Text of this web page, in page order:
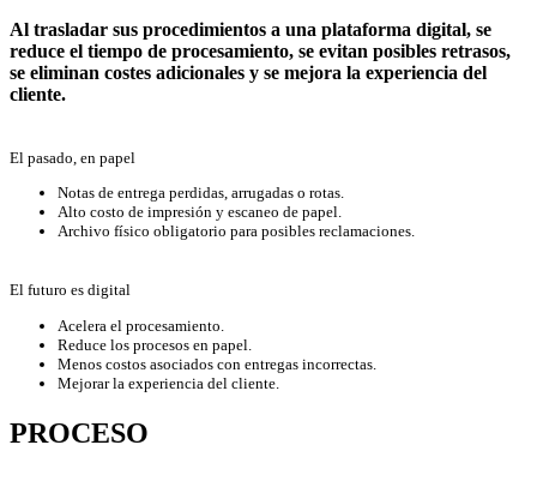
Al trasladar sus procedimientos a una plataforma digital, se
reduce el tiempo de procesamiento, se evitan posibles retrasos,
se eliminan costes adicionales y se mejora la experiencia del
cliente.
El pasado, en papel
Notas de entrega perdidas, arrugadas o rotas.
Alto costo de impresión y escaneo de papel.
Archivo físico obligatorio para posibles reclamaciones.
El futuro es digital
Acelera el procesamiento.
Reduce los procesos en papel.
Menos costos asociados con entregas incorrectas.
Mejorar la experiencia del cliente.
PROCESO